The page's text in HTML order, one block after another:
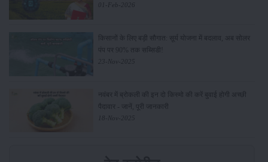
01-Feb-2026
किसानों के लिए बड़ी सौगात: सूर्य योजना में बदलाव, अब सोलर
पंप पर 90% तक सब्सिडी!
23-Nov-2025
नवंबर में ब्रोकली की इन दो किस्मो की करें बुवाई होगी अच्छी
पैदावार - जानें, पूरी जानकारी
18-Nov-2025